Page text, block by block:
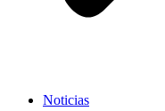
Noticias